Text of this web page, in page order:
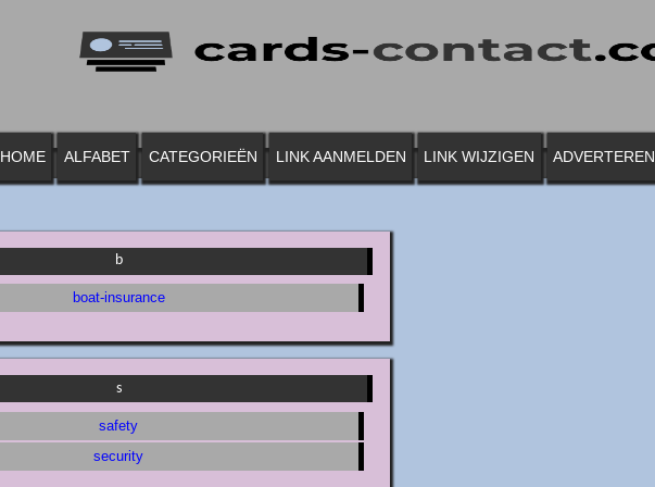
HOME ALFABET CATEGORIEËN LINK AANMELDEN LINK WIJZIGEN ADVERTEREN
b
boat-insurance
s
safety
security